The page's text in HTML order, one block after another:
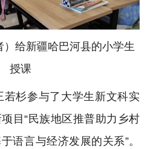
）给新疆哈巴河县的小学生
授课
若杉参与了大学生新文科实
目“民族地区推普助力乡村
言与经济发展的关系”。